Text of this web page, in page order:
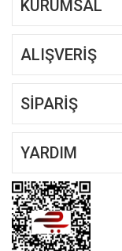
KURUMSAL
ALIŞVERİŞ
SİPARİŞ
YARDIM